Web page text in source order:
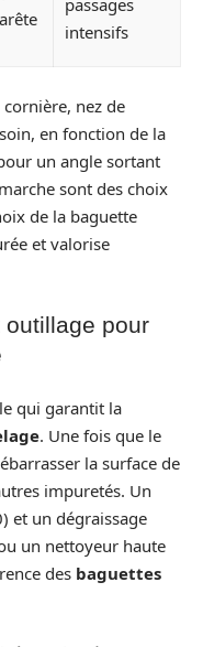
passages
intensifs
nez de
en fonction de la
un angle sortant
sont des choix
de la baguette
et valorise
pour
qui garantit la
. Une fois que le
la surface de
impuretés. Un
et un dégraissage
un nettoyeur haute
des baguettes